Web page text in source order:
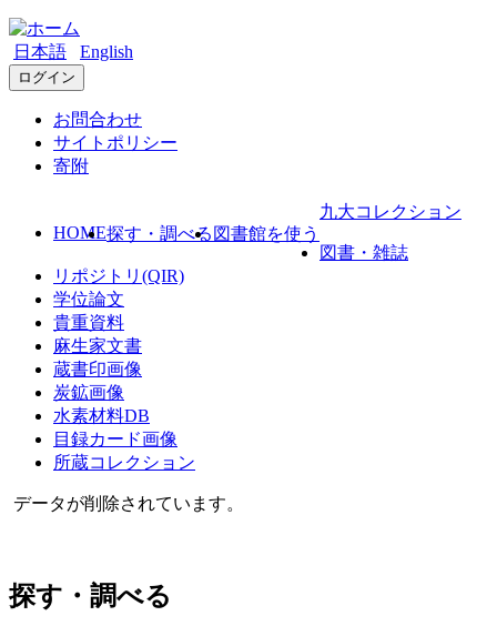
日本語 English
ログイン
お問合わせ
サイトポリシー
寄附
HOME探す・調べる 図書館を使う
九大コレクション
図書・雑誌
リポジトリ(QIR)
学位論文
貴重資料
麻生家文書
蔵書印画像
炭鉱画像
水素材料DB
目録カード画像
所蔵コレクション
データが削除されています。
探す・調べる